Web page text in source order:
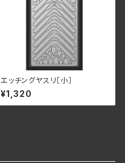
エッチングヤスリ［小］
¥1,320